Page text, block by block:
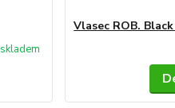
skladem
Vlasec ROB.